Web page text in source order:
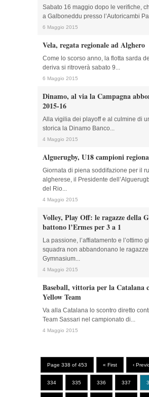
Sabato 16 maggio dopo le verifiche,
a Galboneddu presso l’Autoricambi
6 Maggio 2015
Vela, regata regionale ad Alghero
Come lo scorso anno, la flotta sarda
deriva si ritroverà sabato 9...
6 Maggio 2015
Dinamo, al via la Campagna
2015-16
Alla vigilia dei playoff e al culmine di
storica la Dinamo Banco...
4 Maggio 2015
Alguerugby, U18 campioni
Giornata di piena soddifazione per il
algherese, il Presidente
del Rio...
4 Maggio 2015
Volley, Play Off: le ragazze della
battono l’Ermes per 3 a 1
La passione, l’affiatamento e l’ottimo
squadra non abbandonano le
Gymnasium...
4 Maggio 2015
Baseball, vittoria per la Catalana
Yellow Team
Va alla Catalana lo scontro diretto
Team Sassari nel campionato di...
4 Maggio 2015
Page 338 of 453 « First ‹
334 335 336 337